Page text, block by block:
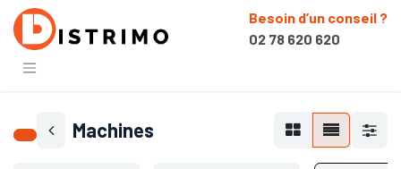
Besoin d’un conseil ?
02 78 620 620
Machines